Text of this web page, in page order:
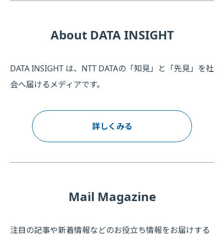
About DATA INSIGHT
DATA INSIGHT は、NTT DATAの「知見」と「先見」を社
会へ届けるメディアです。
詳しくみる
Mail Magazine
注目の記事や新着情報などのお役立ち情報をお届けする